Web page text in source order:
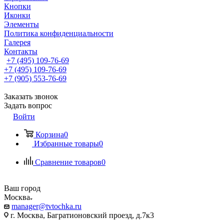
Кнопки
Иконки
Элементы
Политика конфиденциальности
Галерея
Контакты
+7 (495) 109-76-69
+7 (495) 109-76-69
+7 (905) 553-76-69
Заказать звонок
Задать вопрос
Войти
Корзина0
Избранные товары0
Сравнение товаров0
Ваш город
Москва
manager@tvtochka.ru
г. Москва, Багратионовский проезд, д.7к3